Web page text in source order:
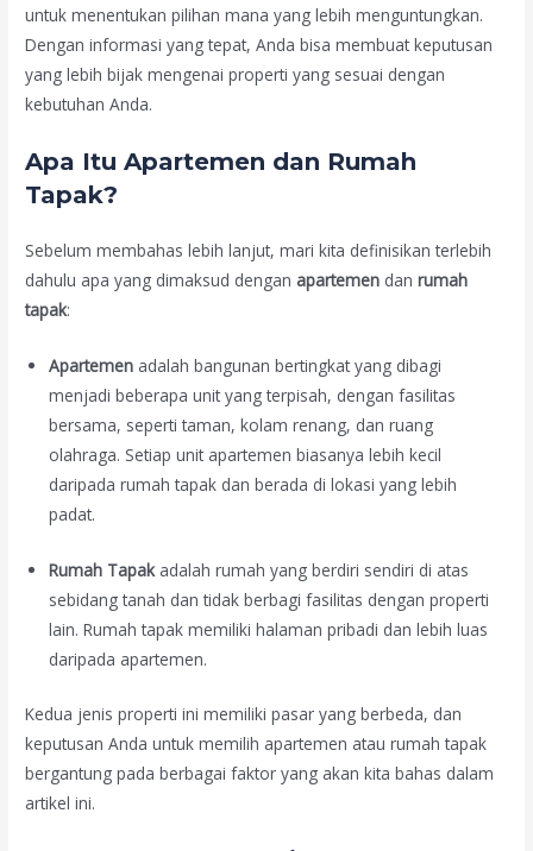
untuk menentukan pilihan mana yang lebih menguntungkan.
Dengan informasi yang tepat, Anda bisa membuat keputusan
yang lebih bijak mengenai properti yang sesuai dengan
kebutuhan Anda.
Apa Itu Apartemen dan Rumah
Tapak?
Sebelum membahas lebih lanjut, mari kita definisikan terlebih
dahulu apa yang dimaksud dengan apartemen danrumah
tapak:
Apartemen adalah bangunan bertingkat yang dibagi
menjadi beberapa unit yang terpisah, dengan fasilitas
bersama, seperti taman, kolam renang, dan ruang
olahraga. Setiap unit apartemen biasanya lebih kecil
daripada rumah tapak dan berada di lokasi yang lebih
padat.
Rumah Tapakadalah rumah yang berdiri sendiri di atas
sebidang tanah dan tidak berbagi fasilitas dengan properti
lain. Rumah tapak memiliki halaman pribadi dan lebih luas
daripada apartemen.
Kedua jenis properti ini memiliki pasar yang berbeda, dan
keputusan Anda untuk memilih apartemen atau rumah tapak
bergantung pada berbagai faktor yang akan kita bahas dalam
artikel ini.